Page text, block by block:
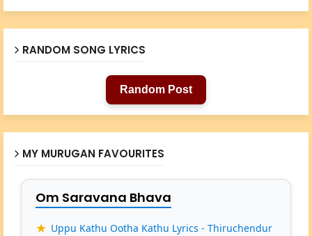
RANDOM SONG LYRICS
Random Post
MY MURUGAN FAVOURITES
Om Saravana Bhava
Uppu Kathu Ootha Kathu Lyrics - Thiruchendur